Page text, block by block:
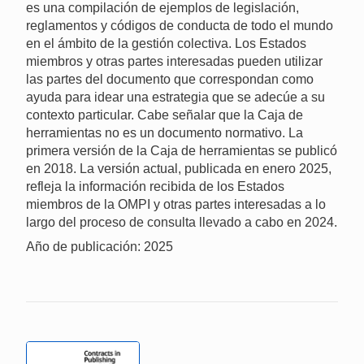
es una compilación de ejemplos de legislación,
reglamentos y códigos de conducta de todo el mundo
en el ámbito de la gestión colectiva. Los Estados
miembros y otras partes interesadas pueden utilizar
las partes del documento que correspondan como
ayuda para idear una estrategia que se adecúe a su
contexto particular. Cabe señalar que la Caja de
herramientas no es un documento normativo. La
primera versión de la Caja de herramientas se publicó
en 2018. La versión actual, publicada en enero 2025,
refleja la información recibida de los Estados
miembros de la OMPI y otras partes interesadas a lo
largo del proceso de consulta llevado a cabo en 2024.
Año de publicación: 2025